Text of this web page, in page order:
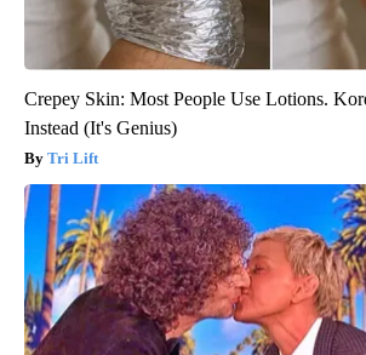
Crepey Skin: Most People Use Lotions.
Instead (It's Genius)
Tri Lift